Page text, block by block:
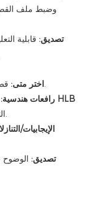
تصديق: قابلية
اختر متى:قطرة دقيقة للغاية، أنظمة واضحة، موقع ممتاز.
رافعات هندسية:مادة فعالة سطحية HLB
التصميم، هوامش نقطة السحابة، مضاد الرغوة.
الإيجابيات/
تصديق: الوضوح